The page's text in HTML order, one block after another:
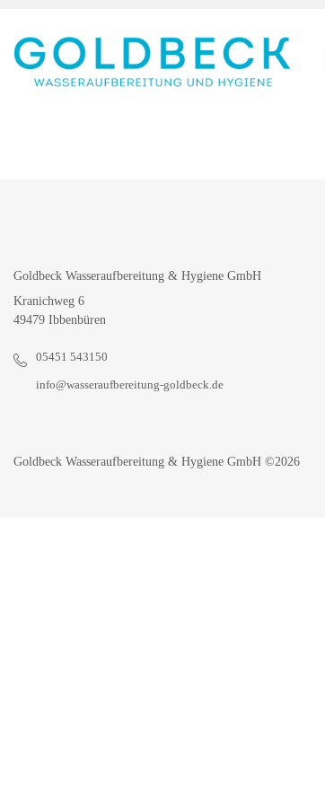
Goldbeck Wasseraufbereitung & Hygiene GmbH
Kranichweg 6
49479 Ibbenbüren
05451 543150
info@wasseraufbereitung-goldbeck.de
Goldbeck Wasseraufbereitung & Hygiene GmbH ©2026